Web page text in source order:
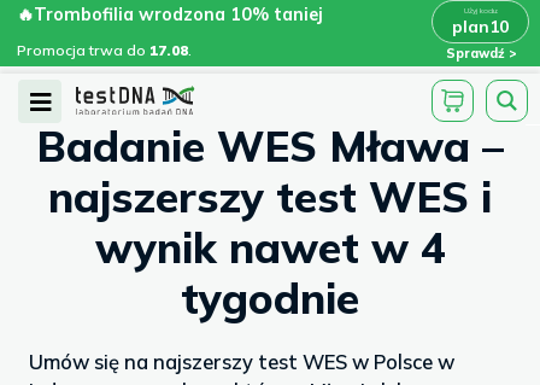
Skip
content
🔥Trombofilia wrodzona 10% taniej
Promocja trwa do 17.08.
plan10
Sprawdź
🔥Trombofilia wrodzona 10% taniej
plan10 x
Open
Menu
testdna.pl
Badanie WES Mława –
najszerszy test WES i
wynik nawet w 4
tygodnie
Umów się na najszerszy test WES w Polsce w